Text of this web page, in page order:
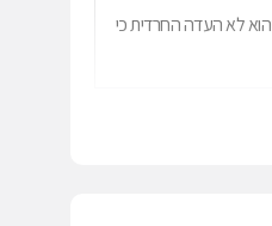
לא העדה החרדית כי